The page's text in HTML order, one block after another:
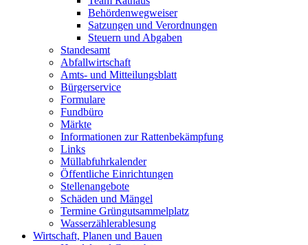
Behördenwegweiser
Satzungen und Verordnungen
Steuern und Abgaben
Standesamt
Abfallwirtschaft
Amts- und Mitteilungsblatt
Bürgerservice
Formulare
Fundbüro
Märkte
Informationen zur Rattenbekämpfung
Links
Müllabfuhrkalender
Öffentliche Einrichtungen
Stellenangebote
Schäden und Mängel
Termine Grüngutsammelplatz
Wasserzählerablesung
Wirtschaft, Planen und Bauen